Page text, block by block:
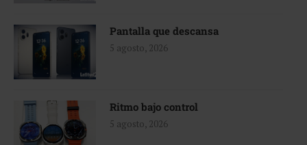
Pantalla que descansa
5 agosto, 2026
Ritmo bajo control
5 agosto, 2026